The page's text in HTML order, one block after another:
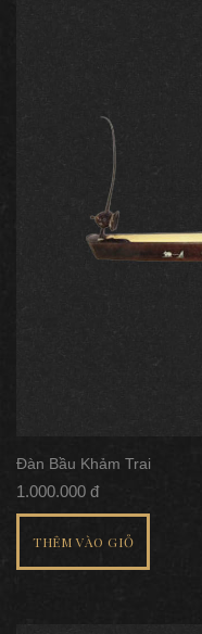
Đàn Bầu Khảm Trai
1.000.000 đ
THÊM VÀO GIỎ